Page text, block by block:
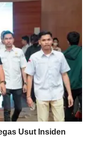
Usut Insiden